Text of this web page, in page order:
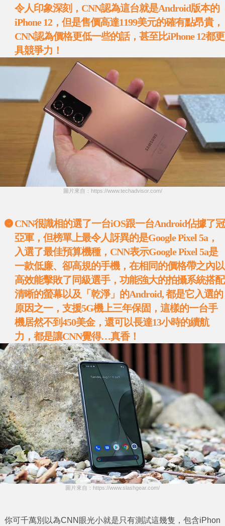
令人印象深刻， CNN認為這台就是Android版本的
iPhone 12，但是售價高達1199美元的確有點昂貴，
CNN認為價格更低一些的話，甚至比iPhone 12都更
具競爭力！
圖片來自：https://www.techadvisor.com/
CNN很識相的選了一台iOS跟一台Android佔據了冠
亞軍，但榜單上最令人訝異的是Google Pixel 5a，
入選了最佳預算機種， CNN表示Google Pixel 5a是
一款低廉、卻高規的手機，在相同的價格帶之內以
高效能擊敗了同級選手，功能強大的拍攝系統搭配
清晰的螢幕以及「乾淨」的Android,都是它入選的
原因之一，支援5G機上三年保固，這樣的一台手
機居然不到450美金，還可以長達13小時的續航
力，都是讓CNN覺得…真香！
圖片來自：https://www.slashgear.com/
你可千萬別以為CNN眼光小就是只有測試這幾隻，包含iPhon